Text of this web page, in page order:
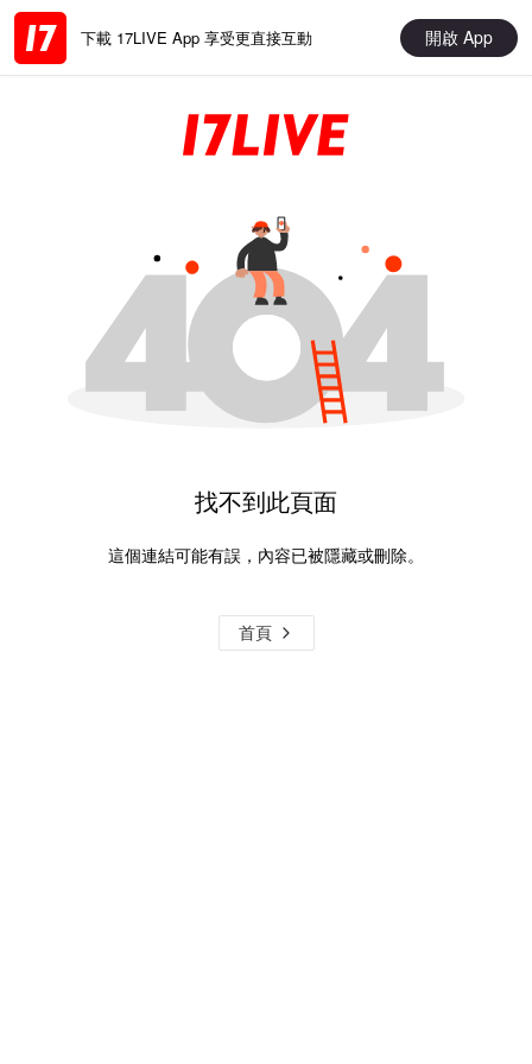
下載 17LIVE App 享受更直接互動 開啟 App
找不到此頁面
這個連結可能有誤，內容已被隱藏或刪除。
首頁